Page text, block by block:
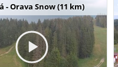
- Orava Snow (11 km)